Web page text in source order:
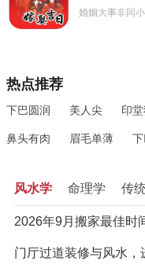
婚姻大事非同
热点推荐
下巴圆润 美人尖 印
鼻头有肉 眉毛单薄
风水学 命理学 传
2026年9月搬家最佳时